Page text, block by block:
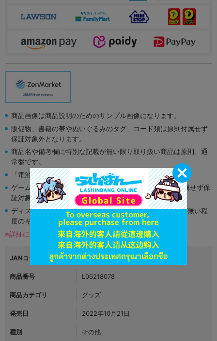
商品画像は商品説明のためのサンプル画像になります。
販促物、書籍の帯やぬいぐるみのタグ、コード類は原則付属せず
保証対象外となります。
商品名や備考欄に特別な記載が無い限り取り扱い商品は原則、通
常盤です。
「電池」は原則として保証対象外となります。
ゲーム機本体には、SDカードなどのメモリーカードは付属せず保
証対象外となります。
ディスク類の読み取り面のキズに関しまして再生に支障が無い程
度のキズがある場合がございます。
※詳細につきましてはコチラ
JANコード 4999999999999
商品番号 L06218078
商品カテゴリ グッズ
発売日 2022年10月21日
種別 その他